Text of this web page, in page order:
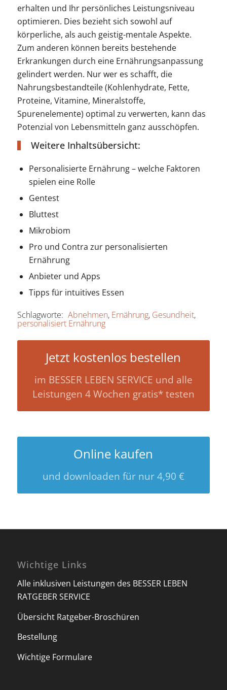
erhalten und Ihr persönliches Leistungsniveau
optimieren. Dies bezieht sich sowohl auf
körperliche, als auch geistig-mentale Aspekte.
Zum anderen können bereits bestehende
Erkrankungen durch eine Ernährungsanpassung
gelindert werden. Nur wer es schafft, die
Nahrungsbestandteile (Kohlenhydrate, Fette,
Proteine, Vitamine, Mineralstoffe,
Spurenelemente) optimal zu verwerten, kann das
Potenzial von Lebensmitteln ganz ausschöpfen.
Weitere Inhaltsübersicht:
Personalisierte Ernährung – welche Faktoren
spielen eine Rolle
Gentest
Bluttest
Mikrobiom
Pro und Contra zur personalisierten
Ernährung
Anbieter und Apps
Tipps für intuitives Essen
Schlagworte: Abnehmen, Ernährung, Gesundheit,
personalisiert Ernährung
Jetzt kostenlos bestellen
im BESSER LEBEN SERVICE und alle
Leistungen 4 Wochen gratis* testen
Online kaufen
und downloaden für nur 4,90 €
Wichtige Links
Alle inklusiven Leistungen des BESSER LEBEN
RATGEBER SERVICE
Übersicht Ratgeber-Broschüren
Bestellung
Wichtige Formulare